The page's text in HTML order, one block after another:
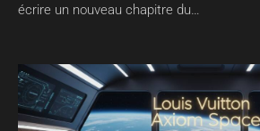
écrire un nouveau chapitre du…